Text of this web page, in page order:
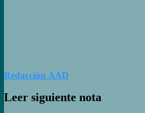
Redacción AAD
Leer siguiente nota